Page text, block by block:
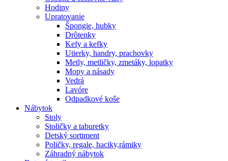
Hodiny
Upratovanie
Špongie, hubky
Drôtenky
Kefy a kefky
Utierky, handry, prachovky
Metly, metličky, zmetáky, lopatky
Mopy a násady
Vedrá
Lavóre
Odpadkové koše
Nábytok
Stoly
Stoličky a taburetky
Detský sortiment
Poličky, regale, haciky,rámiky
Záhradný nábytok